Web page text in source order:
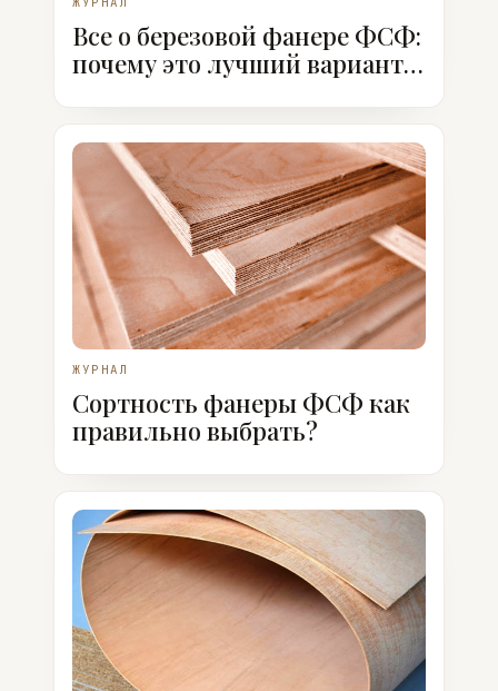
Все о березовой фанере ФСФ:
почему это лучший вариант,
ЖУРНАЛ
Сортность фанеры ФСФ как
правильно выбрать?